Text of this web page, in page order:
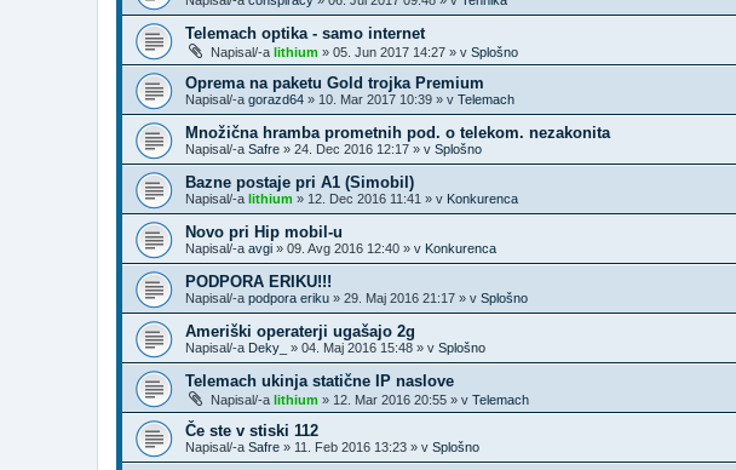
Telemach optika - samo internet
Napisal/-a lithium » 05. Jun 2017 14:27 » v Splošno
Oprema na paketu Gold trojka Premium
Napisal/-a gorazd64 » 10. Mar 2017 10:39 » v Telemach
Množična hramba prometnih pod. o telekom. nezakonita
Napisal/-a Safre » 24. Dec 2016 12:17 » v Splošno
Bazne postaje pri A1 (Simobil)
Napisal/-a lithium » 12. Dec 2016 11:41 » v Konkurenca
Novo pri Hip mobil-u
Napisal/-a avgi » 09. Avg 2016 12:40 » v Konkurenca
PODPORA ERIKU!!!
Napisal/-a podpora eriku » 29. Maj 2016 21:17 » v Splošno
Ameriški operaterji ugašajo 2g
Napisal/-a Deky_ » 04. Maj 2016 15:48 » v Splošno
Telemach ukinja statične IP naslove
Napisal/-a lithium » 12. Mar 2016 20:55 » v Telemach
Če ste v stiski 112
Napisal/-a Safre » 11. Feb 2016 13:23 » v Splošno